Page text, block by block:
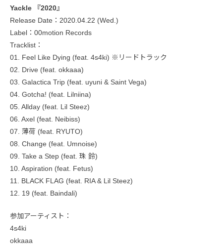
Yackle 『2020』
Release Date：2020.04.22 (Wed.)
Label：00motion Records
Tracklist：
01. Feel Like Dying (feat. 4s4ki) ※リードトラック
02. Drive (feat. okkaaa)
03. Galactica Trip (feat. uyuni & Saint Vega)
04. Gotcha! (feat. Lilniina)
05. Allday (feat. Lil Steez)
06. Axel (feat. Neibiss)
07. 薄荷 (feat. RYUTO)
08. Change (feat. Umnoise)
09. Take a Step (feat. 珠 鈴)
10. Aspiration (feat. Fetus)
11. BLACK FLAG (feat. RIA & Lil Steez)
12. 19 (feat. Baindali)
参加アーティスト：
4s4ki
okkaaa